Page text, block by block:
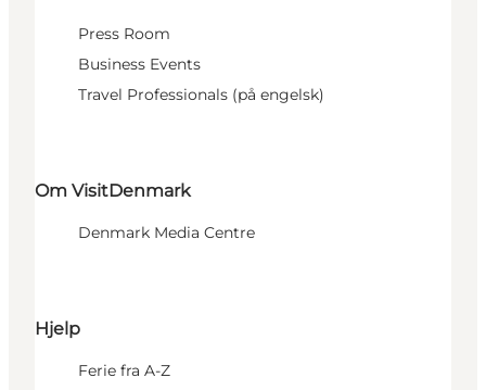
Press Room
Business Events
Travel Professionals (på engelsk)
Om VisitDenmark
Denmark Media Centre
Hjelp
Ferie fra A-Z